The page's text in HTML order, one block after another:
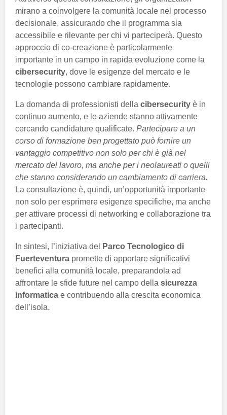
mirano a coinvolgere la comunità locale nel processo
decisionale, assicurando che il programma sia
accessibile e rilevante per chi vi parteciperà. Questo
approccio di co-creazione è particolarmente
importante in un campo in rapida evoluzione come la
cibersecurity, dove le esigenze del mercato e le
tecnologie possono cambiare rapidamente.
La domanda di professionisti della cibersecurity è in
continuo aumento, e le aziende stanno attivamente
cercando candidature qualificate. Partecipare a un
corso di formazione ben progettato può fornire un
vantaggio competitivo non solo per chi è già nel
mercato del lavoro, ma anche per i neolaureati o quelli
che stanno considerando un cambiamento di carriera.
La consultazione è, quindi, un’opportunità importante
non solo per esprimere esigenze specifiche, ma anche
per attivare processi di networking e collaborazione tra
i partecipanti.
In sintesi, l’iniziativa del
Parco Tecnologico di
Fuerteventura promette di apportare significativi
benefici alla comunità locale, preparandola ad
affrontare le sfide future nel campo della sicurezza
informatica e contribuendo alla crescita economica
dell’isola.